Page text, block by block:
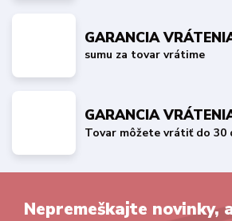
GARANCIA
sumu za tovar vrátime
GARANCIA
Tovar môžete vrátiť do 30
Nepremeškajte novinky,